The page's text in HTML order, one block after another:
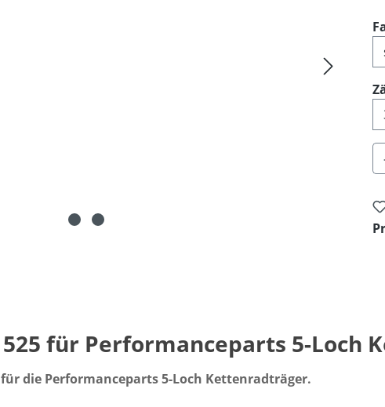
für Performanceparts 5-Loch
die Performanceparts 5-Loch Kettenradträger.